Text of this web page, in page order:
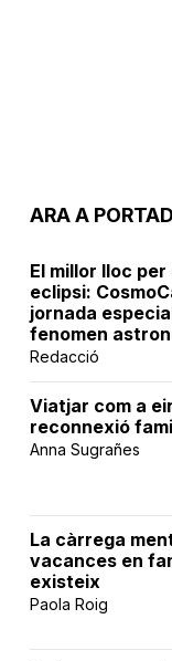
ARA A
El millor lloc
eclipsi:
jornada
fenomen
Redacció
Viatjar com a
reconnexió
Anna Sugrañes
La càrrega
vacances en
existeix
Paola Roig